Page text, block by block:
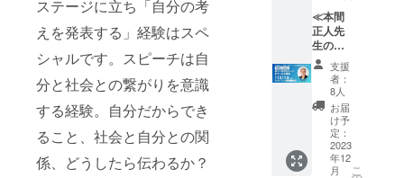
ステージに立ち「自分の考
えを発表する」経験はスペ
シャルです。スピーチは自
分と社会との繋がりを意識
する経験。自分だからでき
ること、社会と自分との関
係、どうしたら伝わるか？
技能のうち
「話すこ
と」につい
て、「自分
の意見を世
界に向かっ
て英語で発
表する」こ
≪本間
正人先
生の親
子で英
語を
もっと
好きに
なる講
座≫ 日
本にお
ける
支援
者：
8人
お届
け予
定：
2023
年12
月
こ